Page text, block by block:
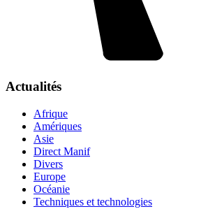
Actualités
Afrique
Amériques
Asie
Direct Manif
Divers
Europe
Océanie
Techniques et technologies